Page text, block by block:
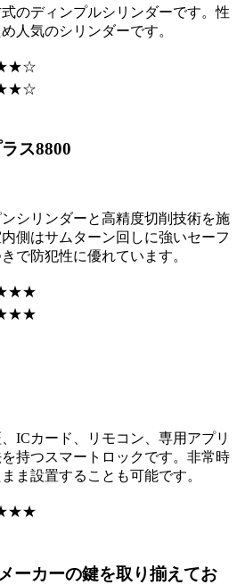
のディンプルシリンダーです。性
人気のシリンダーです。
ス8800
シリンダーと高精度切削技術を施
側はサムターン回しに強いセーフ
で防犯性に優れています。
ICカード、リモコン、専用アプリ
持つスマートロックです。非常時
ま設置することも可能です。
ーカーの鍵を取り揃えてお